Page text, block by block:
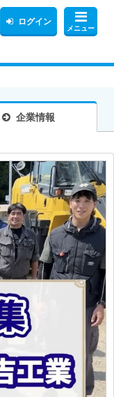
メニュー
ログイン
企業情報